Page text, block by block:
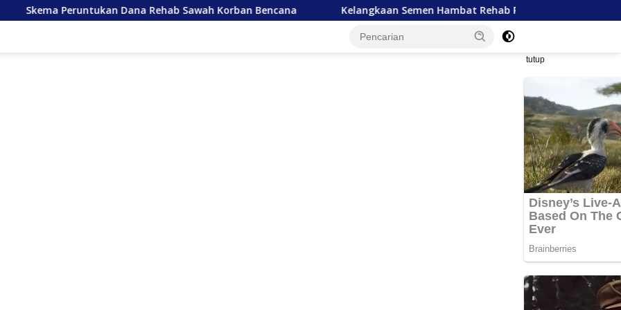
Dana Rehab Sawah Korban Bencana Kelangkaan Semen Hambat Rehab Rekon Aceh, SBI Janji Prioritaskan Pasokan
tutup